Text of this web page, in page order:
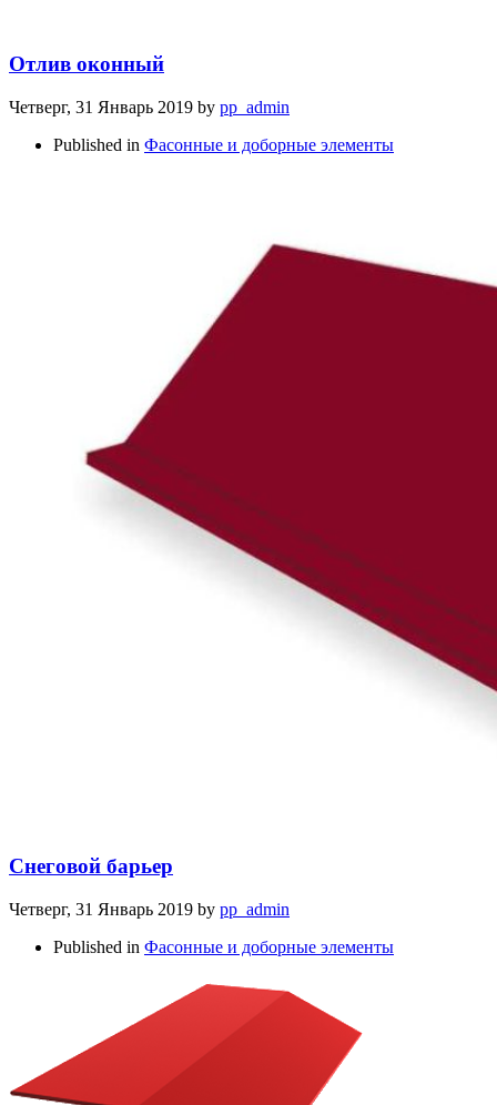
Отлив оконный
Четверг, 31 Январь 2019 by pp_admin
Published in Фасонные и доборные элементы
Снеговой барьер
Четверг, 31 Январь 2019 by pp_admin
Published in Фасонные и доборные элементы